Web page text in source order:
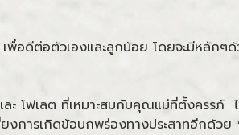
เพื่อดีต่อตัวเองและลูกน้อย โดยจะมีหลั
โฟเลต ที่เหมาะสมกับคุณแม่ที่ตั้งครรภ์
งการเกิดข้อบกพร่องทางประสาทอีกด้ว